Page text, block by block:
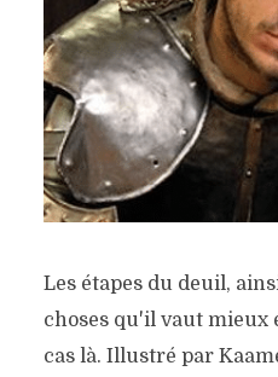
Les étapes du deuil,
choses qu'il vaut mieux
cas là. Illustré par